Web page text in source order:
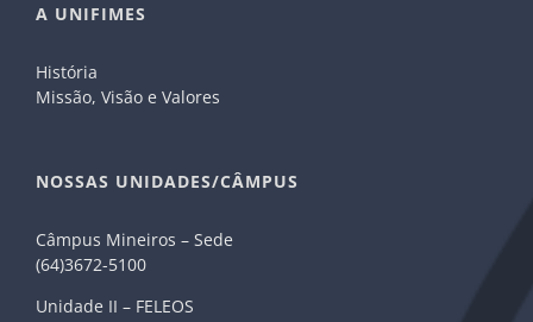
A UNIFIMES
História
Missão, Visão e Valores
NOSSAS UNIDADES/CÂMPUS
Câmpus Mineiros – Sede
(64)3672-5100
Unidade II – FELEOS